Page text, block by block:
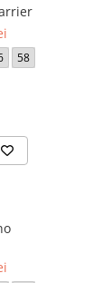
58